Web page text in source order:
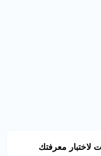
لاختبار معرفتك